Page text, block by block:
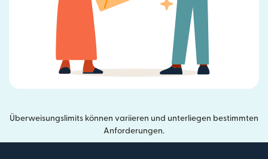
Überweisungslimits können variieren und unterliegen bestimmten
Anforderungen.